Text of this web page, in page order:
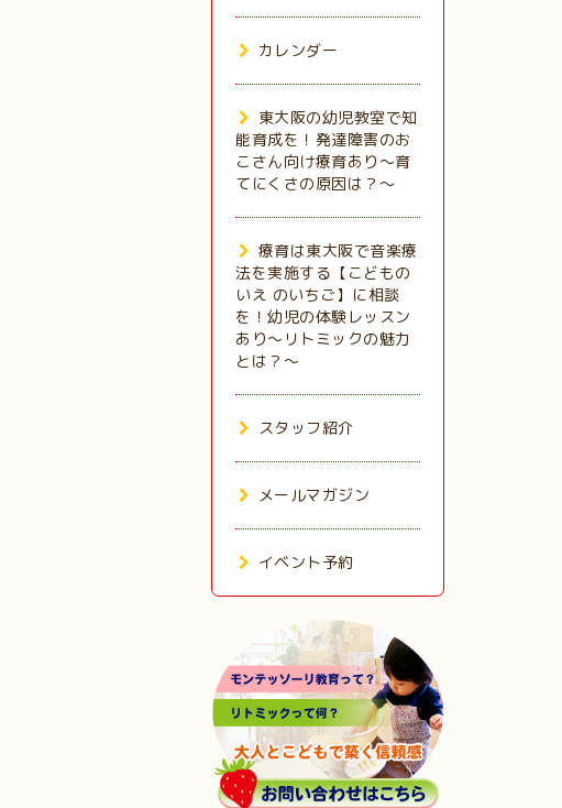
カレンダー
東大阪の幼児教室で知
能育成を！発達障害のお
こさん向け療育あり～育
てにくさの原因は？～
療育は東大阪で音楽療
法を実施する【こどもの
いえ のいちご】に相談
を！幼児の体験レッスン
あり～リトミックの魅力
とは？～
スタッフ紹介
メールマガジン
イベント予約